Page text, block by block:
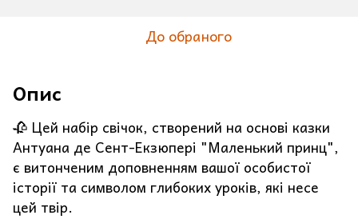
До обраного
Опис
🥀 Цей набір свічок, створений на основі казки
Антуана де Сент-Екзюпері "Маленький принц",
є витонченим доповненням вашої особистої
історії та символом глибоких уроків, які несе
цей твір.